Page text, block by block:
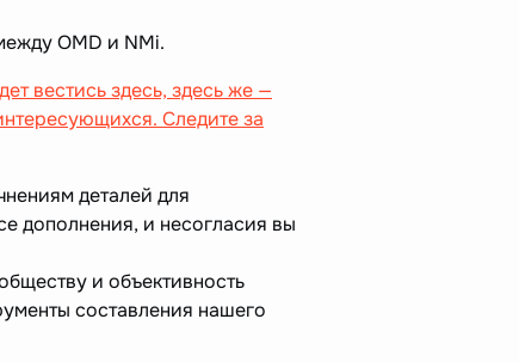
OMD и NMi.
вестись здесь, здесь же —
Следите за
деталей для
дополнения, и несогласия вы
и объективность
составления нашего